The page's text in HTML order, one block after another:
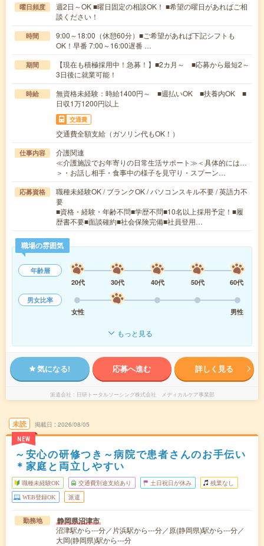
曜日頻度
週2日～OK ■曜日固定の相談OK！ ■希望の曜日があればご相
談ください！
時間
9:00～18:00（休憩60分）■ご希望があれば下記シフトも
OK！早番 7:00～16:00遅番 …
期間
【現在も積極採用中！急募！】■2カ月～ ■応募から最短2～
3日後に就業可能！
時給
無資格未経験：時給1400円～ ■週払いOK ■扶養内OK ■
日収1万1200円以上
交通費
交通費全額支給（ガソリン代もOK！）
仕事内容
介護関連
≪介護施設でお年寄りの日常生活サポート≫＜具体的には…
＞・お話し相手・食事中の様子を見守り・スプーン…
応募資格
職種未経験OK / ブランクOK / パソコンスキル不要 / 英語力不
要
■資格・経験・年齢不問■学歴不問■10名以上採用予定！■履
歴書不要■面談確約■社会保険完備■社員登用…
職場の雰囲気
年齢層
20代
30代 40代 50代
60代
男女比率
女性
男性
もっと見る
気になる! 応募へ進む 詳しく見る
派遣会社 日研トータルソーシング株式会社 メディカルケア事業部
未読
NEW
掲載日 2026/08/05
～安心の研修つき～病院で患者さんのお手伝い
＊家庭と両立しやすい
職種未経験OK 交通費別途支給あり 土日祝日が休み 残業なし
WEB登録OK 派遣
勤務地 静岡県沼津市
沼津駅から---分／片浜駅から---分／原(静岡県)駅から---分／
大岡(静岡県)駅から---分